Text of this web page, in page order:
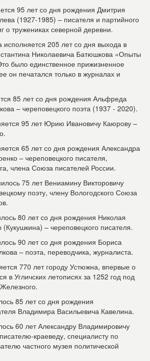
95 лет со дня рождения Дмитрия
(1927-1985) – писателя и партийного
о тружениках северной деревни.
исполняется 205 лет со дня выхода в
Николаевича Батюшкова «Опыты
было единственное прижизненное
он печатался только в журналах и
85 лет со дня рождения Альфреда
– череповецкого поэта (1937 - 2020).
95 лет Юрию Ивановичу Каюрову –
65 лет со дня рождения Александра
– череповецкого писателя,
члена Союза писателей России.
75 лет Вениамину Викторовичу
поэту, члену Вологодского Союза
80 лет со дня рождения Николая
– череповецкого писателя.
90 лет со дня рождения Бориса
– поэта, переводчика, журналиста.
770 лет городу Устюжна, впервые о
в Угличских летописях за 1252 год под
85 лет со дня рождения
Владимира Васильевича Кавелина.
60 лет Александру Владимировичу
краеведу, специалисту по
частного музея политической